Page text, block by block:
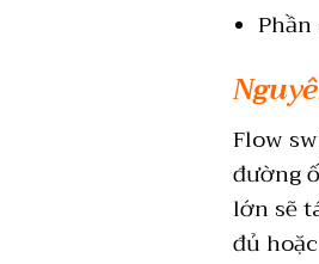
Flow
đường
lớn sẽ
đủ